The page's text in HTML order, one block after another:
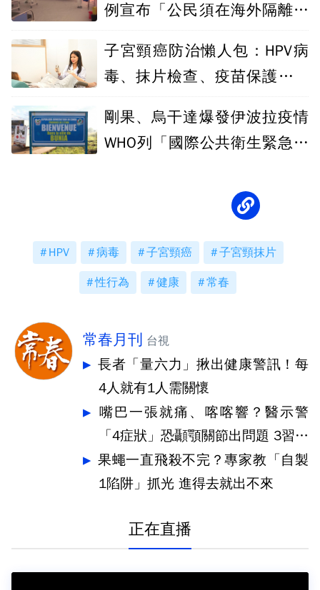
例宣布「公民須在海外隔離」
子宮頸癌防治懶人包：HPV病
毒、抹片檢查、疫苗保護力一
剛果、烏干達爆發伊波拉疫情
WHO列「國際公共衛生緊急事
HPV 病毒 子宮頸癌 子宮頸抹片
性行為 健康 常春
常春月刊 台視
長者「量六力」揪出健康警訊！每
4人就有1人需關懷
嘴巴一張就痛、喀喀響？醫示警
「4症狀」恐顳顎關節出問題 3習慣
快戒
果蠅一直飛殺不完？專家教「自製
1陷阱」抓光 進得去就出不來
正在直播